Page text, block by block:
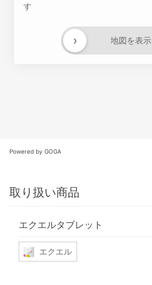
す
地図を表示
›
Powered by GOGA
取り扱い商品
エクエルタブレット
エクエル